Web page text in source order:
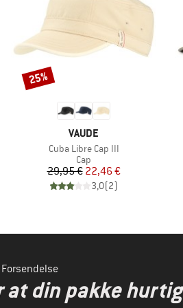
MÆRKE
VAUDE
Artikel
Cuba Libre Cap III
Produktgruppe
Cap
Pris
29,95 €Nedsat pris
22,46 €
3,0(2)
Rabat
25%
at din pakke